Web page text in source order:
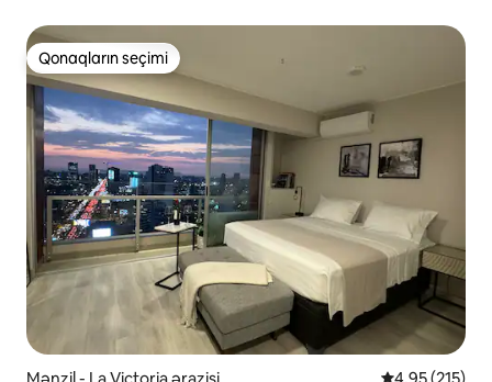
Qonaqların seçimi
Qonaqların seçimi
Mənzil - La Victoria ərazisi Ortalama
4,95 (215)